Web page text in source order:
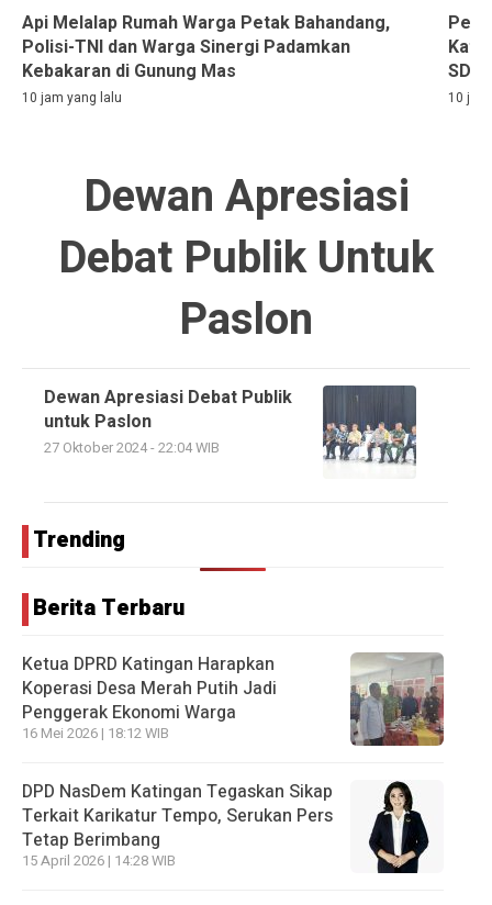
Api Melalap Rumah Warga Petak Bahandang,
Polisi-TNI dan Warga Sinergi Padamkan
Kebakaran di Gunung Mas
10 jam yang lalu
SD
10
Dewan Apresiasi
Debat Publik Untuk
Paslon
Dewan Apresiasi Debat Publik
untuk Paslon
27 Oktober 2024 - 22:04 WIB
Trending
Berita Terbaru
Ketua DPRD Katingan Harapkan
Koperasi Desa Merah Putih Jadi
Penggerak Ekonomi Warga
16 Mei 2026 | 18:12 WIB
DPD NasDem Katingan Tegaskan Sikap
Terkait Karikatur Tempo, Serukan Pers
Tetap Berimbang
15 April 2026 | 14:28 WIB